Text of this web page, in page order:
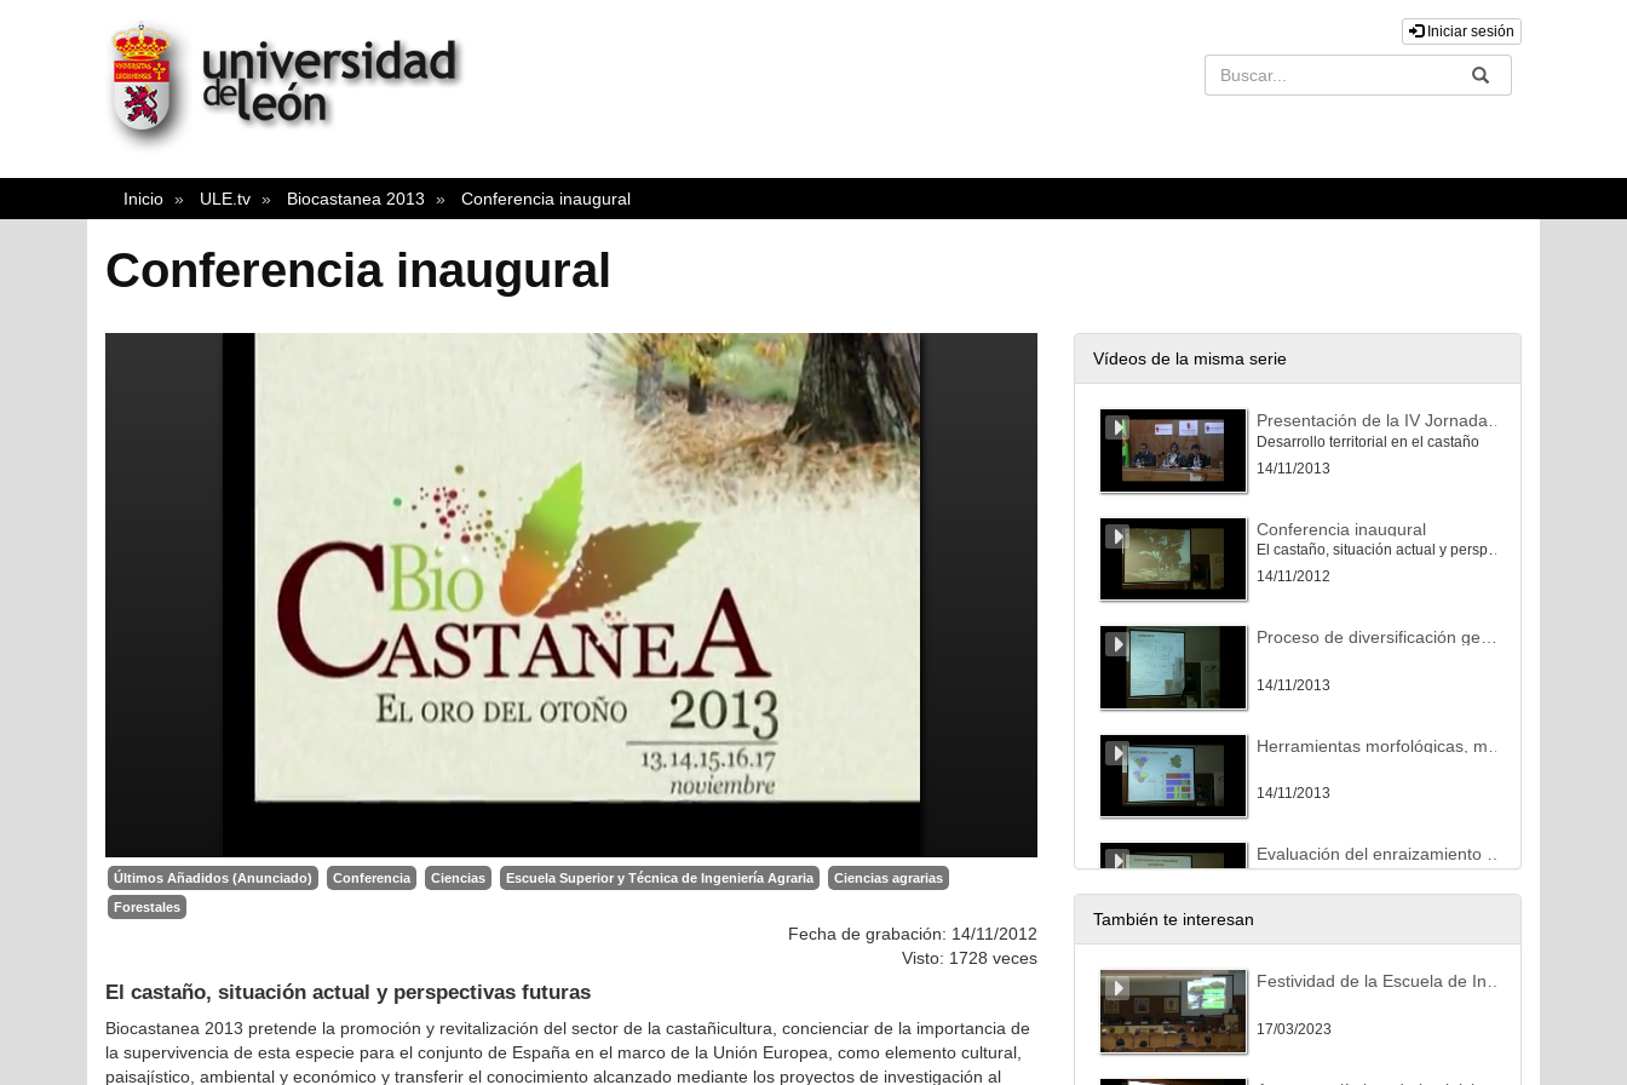
Iniciar sesión
Buscar Enviar
Inicio ULE.tv Biocastanea 2013 Conferencia inaugural
Conferencia inaugural
Últimos Añadidos (Anunciado) Conferencia Ciencias Escuela Superior y Técnica de Ingeniería Agraria
Ciencias agrarias
Forestales
Fecha de grabación: 14/11/2012
Visto: 1728 veces
El castaño, situación actual y perspectivas futuras
Biocastanea 2013 pretende la promoción y revitalización del sector de la castañicultura, concienciar de la importancia de
la supervivencia de esta especie para el conjunto de España en el marco de la Unión Europea, como elemento cultural,
paisajístico, ambiental y económico y transferir el conocimiento alcanzado mediante los proyectos de investigación al
Vídeos de la misma serie
Desarrollo territorial en el castaño
14/11/2013
Conferencia inaugural
El castaño, situación actual y perspectivas futuras
14/11/2012
14/11/2013
14/11/2013
También te interesan
17/03/2023